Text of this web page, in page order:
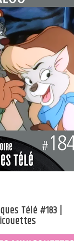
Télé #183 |